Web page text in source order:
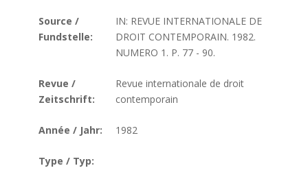
Source /
Fundstelle:
IN: REVUE INTERNATIONALE DE
DROIT CONTEMPORAIN. 1982.
NUMERO 1. P. 77 - 90.
Revue /
Zeitschrift:
Revue internationale de droit
contemporain
Année / Jahr: 1982
Type / Typ: